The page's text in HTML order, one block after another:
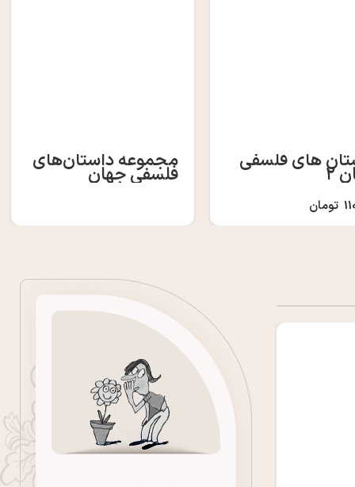
های فلسفی
۲
تومان
مجموعه داستان‌های
فلسفی جهان